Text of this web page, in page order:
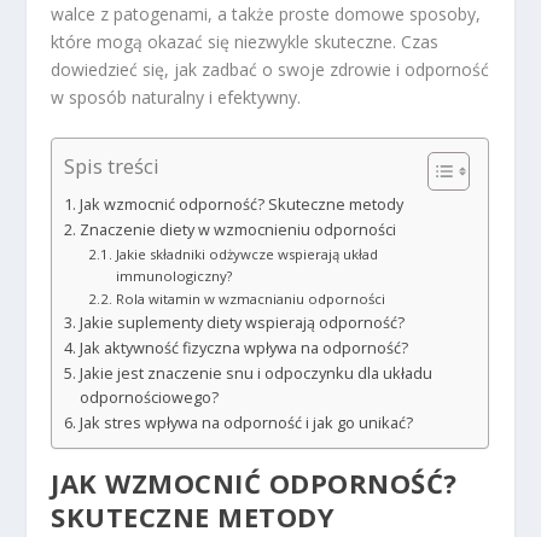
walce z patogenami, a także proste domowe sposoby,
które mogą okazać się niezwykle skuteczne. Czas
dowiedzieć się, jak zadbać o swoje zdrowie i odporność
w sposób naturalny i efektywny.
Spis treści
Jak wzmocnić odporność? Skuteczne metody
Znaczenie diety w wzmocnieniu odporności
Jakie składniki odżywcze wspierają układ
immunologiczny?
Rola witamin w wzmacnianiu odporności
Jakie suplementy diety wspierają odporność?
Jak aktywność fizyczna wpływa na odporność?
Jakie jest znaczenie snu i odpoczynku dla układu
odpornościowego?
Jak stres wpływa na odporność i jak go unikać?
JAK WZMOCNIĆ ODPORNOŚĆ?
SKUTECZNE METODY